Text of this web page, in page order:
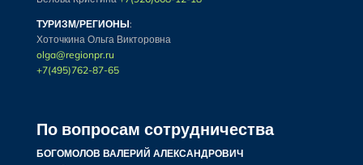
ТУРИЗМ/РЕГИОНЫ:
Хоточкина Ольга Викторовна
olga@regionpr.ru
+7(495)762-87-65
По вопросам сотрудничества
БОГОМОЛОВ ВАЛЕРИЙ АЛЕКСАНДРОВИЧ